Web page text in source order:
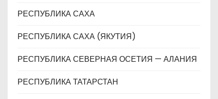
РЕСПУБЛИКА САХА
РЕСПУБЛИКА САХА (ЯКУТИЯ)
РЕСПУБЛИКА СЕВЕРНАЯ ОСЕТИЯ — АЛАНИЯ
РЕСПУБЛИКА ТАТАРСТАН